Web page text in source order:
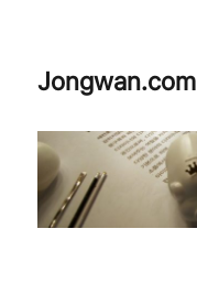
Jongwan.com